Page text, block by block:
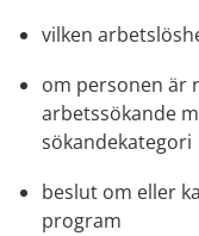
vilken
om personen är
arbetssökande
sökandekategori
beslut om eller
program